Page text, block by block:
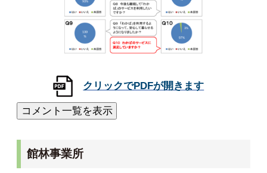
館林事業所